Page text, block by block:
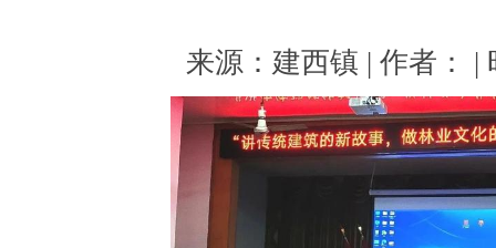
来源：建西镇 | 作者： |